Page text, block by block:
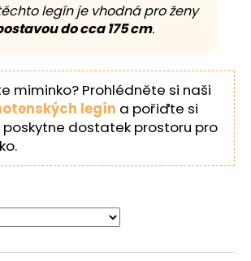
legín je vhodná pro ženy
do cca 175 cm.
miminko? Prohlédněte si naši
legín a pořiďte si
poskytne dostatek prostoru pro